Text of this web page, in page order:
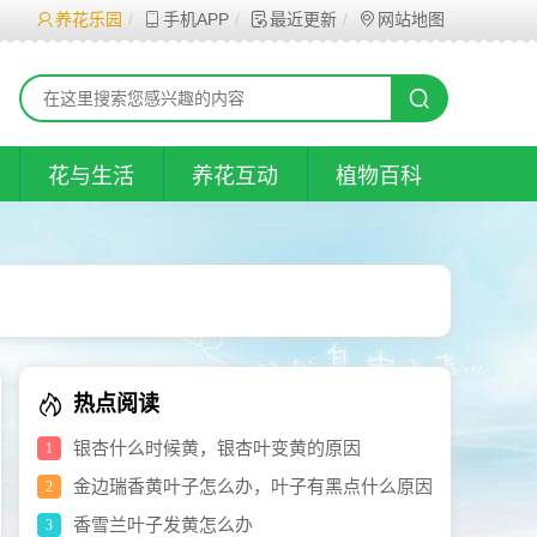
养花乐园 手机APP 最近更新 网站地图
花与生活 养花互动 植物百科
热点阅读
1 银杏什么时候黄，银杏叶变黄的原因
2 金边瑞香黄叶子怎么办，叶子有黑点什么原因
3 香雪兰叶子发黄怎么办